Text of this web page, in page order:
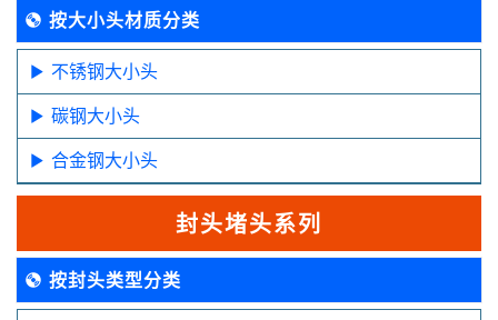
按大小头材质分类
不锈钢大小头
碳钢大小头
合金钢大小头
封头堵头系列
按封头类型分类